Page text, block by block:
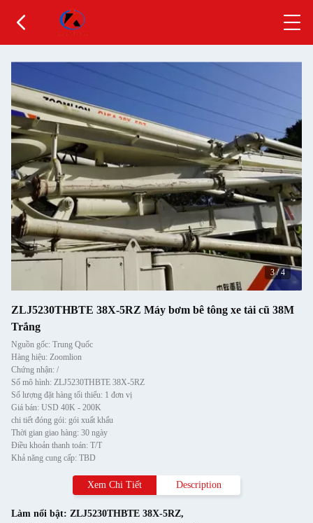
3/4
ZLJ5230THBTE 38X-5RZ Máy bơm bê tông xe tải cũ 38M
Trắng
Nguồn gốc: Trung Quốc
Hàng hiệu: Zoomlion
Chứng nhận: /
Số mô hình: ZLJ5230THBTE 38X-5RZ
Số lượng đặt hàng tối thiểu: 1 đơn vị
Giá bán: USD 40K - 200K
chi tiết đóng gói: gói xuất khẩu
Thời gian giao hàng: 30 ngày
Điều khoản thanh toán: T/T
Khả năng cung cấp: TBD
Xem Chi Tiết Description
Làm nổi bật: ZLJ5230THBTE 38X-5RZ,